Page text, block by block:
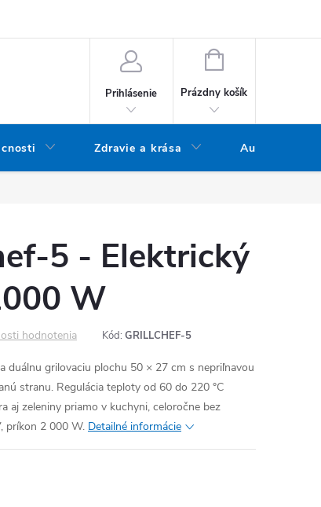
Prihlásenie
NÁKUPNÝ KOŠÍK
Prázdny košík
Zdravie a krása Audio
5 - Elektrický
W
hodnotenia Kód: GRILLCHEF-5
duálnu grilovaciu plochu 50 × 27 cm s nepriľnavou
stranu. Regulácia teploty od 60 do 220 °C
aj zeleniny priamo v kuchyni, celoročne bez
príkon 2 000 W. Detailné informácie